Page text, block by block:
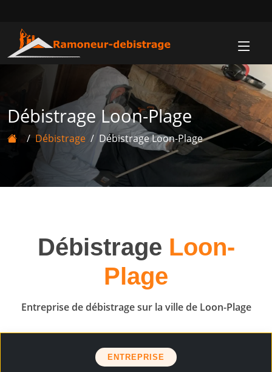
Débistrage Loon-Plage
Débistrage Débistrage Loon-Plage
Débistrage Loon-
Plage
Entreprise de débistrage sur la ville de Loon-Plage
ENTREPRISE